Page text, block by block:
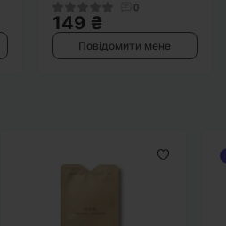
0
149 ₴
Повідомити мене